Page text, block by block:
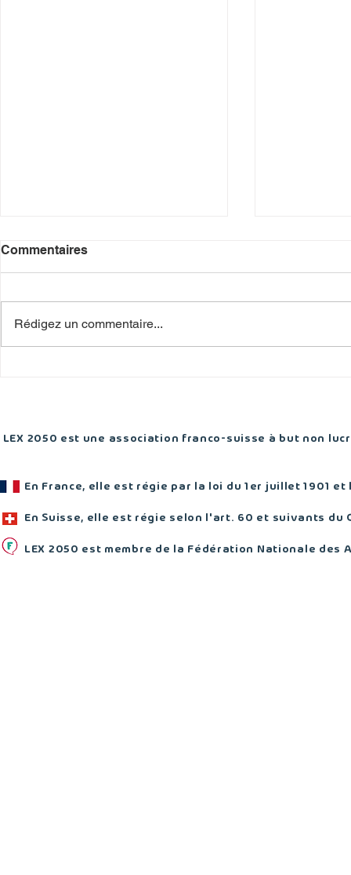
Commentaires
Rédigez un commentaire...
LEX 2050 est une association franco-suisse à but non
En France, elle est régie par la loi du 1er juillet 1901 et
En Suisse, elle est régie selon l'art. 60 et suivants du
LEX 2050 est membre de la Fédération Nationale